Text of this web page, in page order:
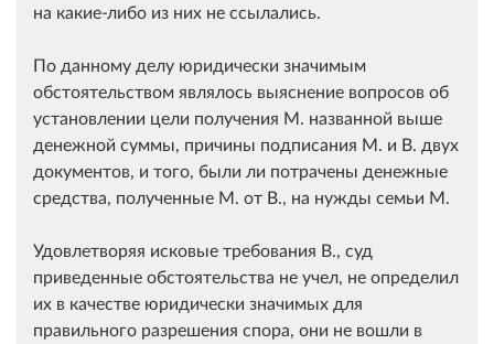
на какие-либо из них не ссылались.
По данному делу юридически значимым
обстоятельством являлось выяснение вопросов об
установлении цели получения М. названной выше
денежной суммы, причины подписания М. и В. двух
документов, и того, были ли потрачены денежные
средства, полученные М. от В., на нужды семьи М.
Удовлетворяя исковые требования В., суд
приведенные обстоятельства не учел, не определил
их в качестве юридически значимых для
правильного разрешения спора, они не вошли в